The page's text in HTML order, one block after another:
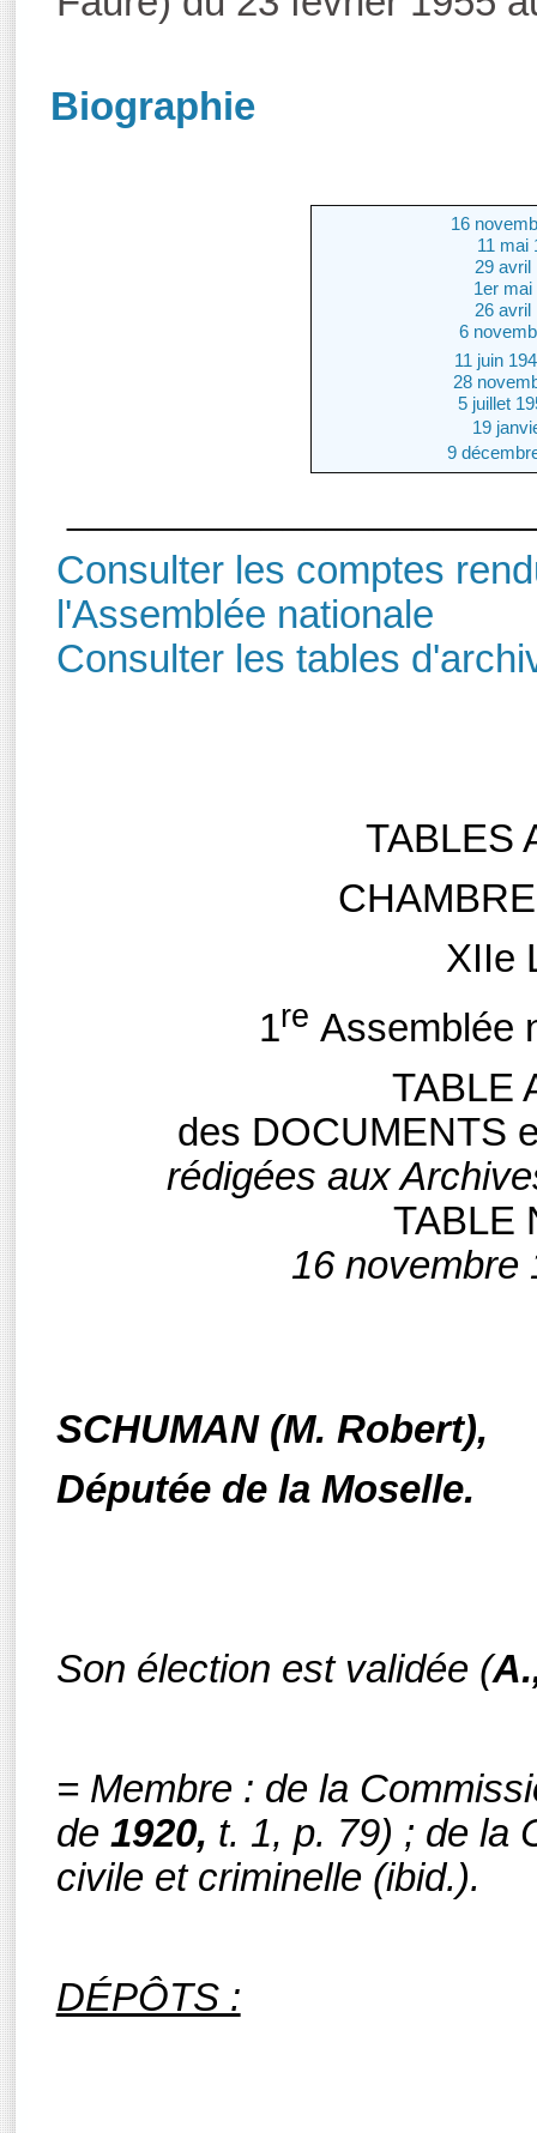
Biographie
16
11 mai
29 avril
1er mai
26 avril
6
11 juin
28
5 juillet
19
9
Consulter les comptes
l'Assemblée nationale
Consulter les tables
TABLES
XIIe
1re Assemblée
TABLE
des DOCUMENTS
rédigées aux
TABLE
16 novembre
SCHUMAN (M. Robert),
Députée de la Moselle.
Son élection est validée (
= Membre : de la
de 1920, t. 1, p. 79) ; de la
civile et criminelle (ibid.).
DÉPÔTS :